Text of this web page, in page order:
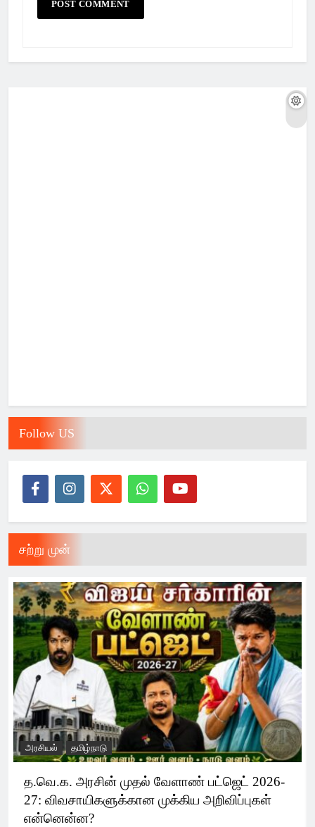
Follow US
சற்று முன்
அரசியல் தமிழ்நாடு
த.வெ.க. அரசின் முதல் வேளாண் பட்ஜெட் 2026-
27: விவசாயிகளுக்கான முக்கிய அறிவிப்புகள்
என்னென்ன?